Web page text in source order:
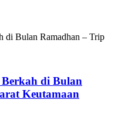
di Bulan
Keutamaan